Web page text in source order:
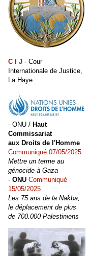
C I J - Cour
Internationale de Justice,
La Haye
- ONU / Haut
Commissariat
aux Droits de l'Homme
Communiqué 07/05/2025
Mettre un terme au
génocide à Gaza
- ONU Communiqué
15/05/2025
Les 75 ans de la Nakba,
le déplacement de plus
de 700.000 Palestiniens